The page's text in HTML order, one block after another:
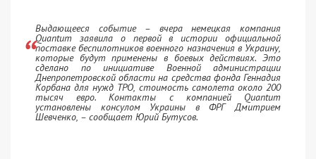
Выдающееся событие – вчера немецкая компания
Quantum заявила о первой в истории официальной
поставке беспилотников военного назначения в Украину,
которые будут применены в боевых действиях. Это
сделано по инициативе Военной администрации
Днепропетровской области на средства фонда Геннадия
Корбана для нужд ТРО, стоимость самолета около 200
тысяч евро. Контакты с компанией Quantum
установлены консулом Украины в ФРГ Дмитрием
Шевченко, – сообщает Юрий Бутусов.